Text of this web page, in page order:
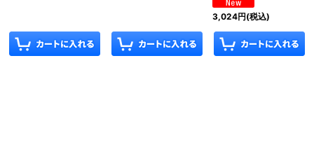
3,024円(税込)